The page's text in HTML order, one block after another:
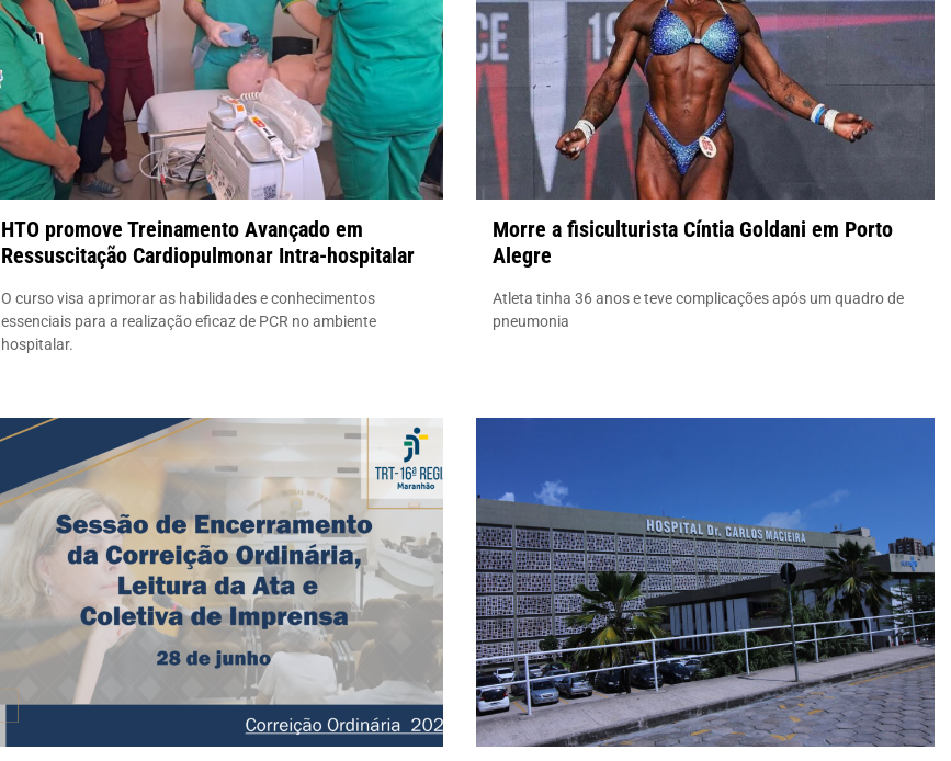
HTO promove Treinamento Avançado em
Ressuscitação Cardiopulmonar Intra-hospitalar
O curso visa aprimorar as habilidades e conhecimentos
essenciais para a realização eficaz de PCR no ambiente
hospitalar.
Morre a fisiculturista Cíntia Goldani em Porto
Alegre
Atleta tinha 36 anos e teve complicações após um quadro de
pneumonia